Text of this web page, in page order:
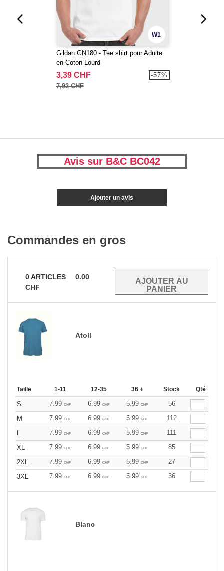
W1
Gildan GN180 - Tee shirt pour Adulte
en Coton Lourd
3,39 CHF
7,92 CHF
-57%
Avis sur B&C BC042
Ajouter un avis
Commandes en gros
0ARTICLES
0.00
CHF
Atoll
Taille 1-11 12-35 36 + Stock Qté
S 7.99 CHF 6.99 CHF 5.99 CHF
56
M
7.99 CHF 6.99 CHF 5.99 CHF
112
L
7.99 CHF 6.99 CHF 5.99 CHF
111
XL
7.99 CHF 6.99 CHF 5.99 CHF
85
2XL
7.99 CHF 6.99 CHF 5.99 CHF
27
3XL
7.99 CHF 6.99 CHF 5.99 CHF 36
Blanc